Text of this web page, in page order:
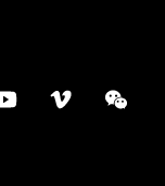
YouTube Vimeo